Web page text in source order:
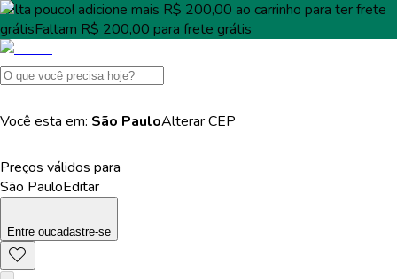
Falta pouco! adicione mais R$ 200,00 ao carrinho para terfrete
grátisFaltam R$ 200,00 para frete grátis
Você esta em: São PauloAlterarCEP
Preços válidos para
São PauloEditar
Entre oucadastre-se